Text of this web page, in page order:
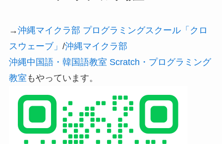
→沖縄マイクラ部 プログラミングスクール「クロ
スウェーブ」 /沖縄マイクラ部
沖縄中国語・韓国語教室 Scratch・プログラミング
教室 もやっています。